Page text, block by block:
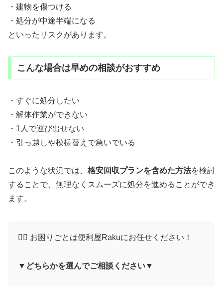
・建物を傷つける
・処分が中途半端になる
といったリスクがあります。
こんな場合は早めの相談がおすすめ
・すぐに処分したい
・解体作業ができない
・1人で運び出せない
・引っ越しや模様替えで急いでいる
このような状況では、 格安回収プランを含めた方法を検討
することで、無理なくスムーズに処分を進めることができ
ます。
🙋‍♀️ お困りごとは便利屋Rakuにお任せください！
▼どちらかを選んでご相談ください▼